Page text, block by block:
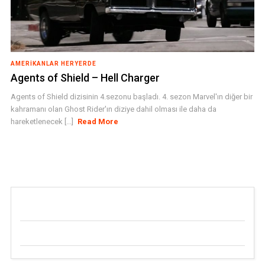
AMERIKANLAR HERYERDE
Agents of Shield – Hell Charger
Agents of Shield dizisinin 4.sezonu başladı. 4. sezon Marvel'ın diğer bir
kahramanı olan Ghost Rider'ın diziye dahil olması ile daha da
hareketlenecek [...]
Read More